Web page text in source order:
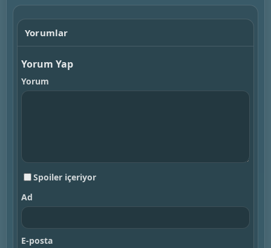
Yorumlar
Yorum Yap
Yorum
Spoiler içeriyor
Ad
E-posta